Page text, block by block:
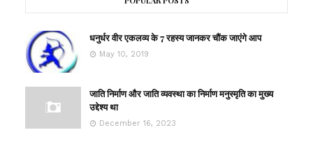
धनुर्धर वीर एकलव्य के 7 रहस्य जानकर चौंक जाएंगे आप
May 10, 2019
जाति निर्माण और जाति व्यवस्था का निर्माण मनुस्मृति का मुख्य
उद्देश्य था
December 16, 2023